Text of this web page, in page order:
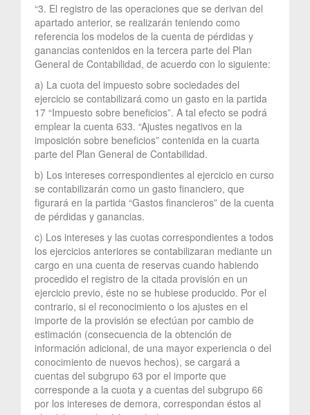
“3. El registro de las operaciones que se derivan del
apartado anterior, se realizarán teniendo como
referencia los modelos de la cuenta de pérdidas y
ganancias contenidos en la tercera parte del Plan
General de Contabilidad, de acuerdo con lo siguiente:
a) La cuota del impuesto sobre sociedades del
ejercicio se contabilizará como un gasto en la partida
17 “Impuesto sobre beneficios”. A tal efecto se podrá
emplear la cuenta 633. “Ajustes negativos en la
imposición sobre beneficios” contenida en la cuarta
parte del Plan General de Contabilidad.
b) Los intereses correspondientes al ejercicio en curso
se contabilizarán como un gasto financiero, que
figurará en la partida “Gastos financieros” de la cuenta
de pérdidas y ganancias.
c) Los intereses y las cuotas correspondientes a todos
los ejercicios anteriores se contabilizaran mediante un
cargo en una cuenta de reservas cuando habiendo
procedido el registro de la citada provisión en un
ejercicio previo, éste no se hubiese producido. Por el
contrario, si el reconocimiento o los ajustes en el
importe de la provisión se efectúan por cambio de
estimación (consecuencia de la obtención de
información adicional, de una mayor experiencia o del
conocimiento de nuevos hechos), se cargará a
cuentas del subgrupo 63 por el importe que
corresponde a la cuota y a cuentas del subgrupo 66
por los intereses de demora, correspondan éstos al